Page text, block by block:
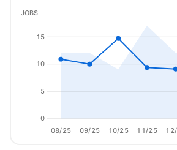
08/25 09/25 10/25 11/25
0
5
10
15
JOBS